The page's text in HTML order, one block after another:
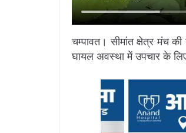
चम्पावत। सीमांत क्षेत्र मंच
घायल अवस्था में उपचार के